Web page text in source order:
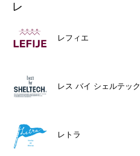
レ
レフィエ
レス バイ シェルテック
レトラ